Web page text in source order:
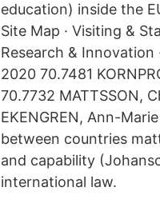
education) inside the
Site Map · Visiting &
Research & Innovation
2020 70.7481
70.7732 MATTSSON,
EKENGREN, Ann-
between countries
and capability
international law.